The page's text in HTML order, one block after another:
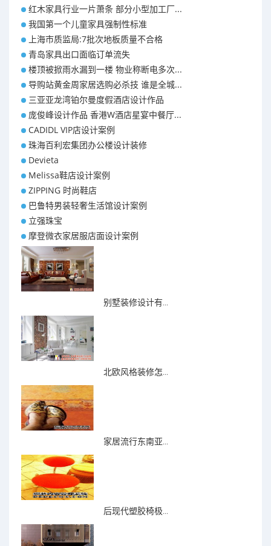
红木家具行业一片萧条 部分小型加工厂...
我国第一个儿童家具强制性标准
上海市质监局:7批次地板质量不合格
青岛家具出口面临订单流失
楼顶被掀雨水漏到一楼 物业称断电多次...
导购站黄金周家居选购必杀技 谁是全城...
三亚亚龙湾铂尔曼度假酒店设计作品
庞俊峰设计作品 香港W酒店星宴中餐厅...
CADIDL VIP店设计案例
珠海百利宏集团办公楼设计装修
Devieta
Melissa鞋店设计案例
ZIPPING 时尚鞋店
巴鲁特男装轻奢生活馆设计案例
立强珠宝
摩登微衣家居服店面设计案例
别墅装修设计有...
北欧风格装修怎...
家居流行东南亚...
后现代塑胶椅极...